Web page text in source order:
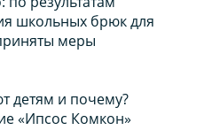
школьных брюк для
меры
детям и почему?
«Ипсос Комкон»